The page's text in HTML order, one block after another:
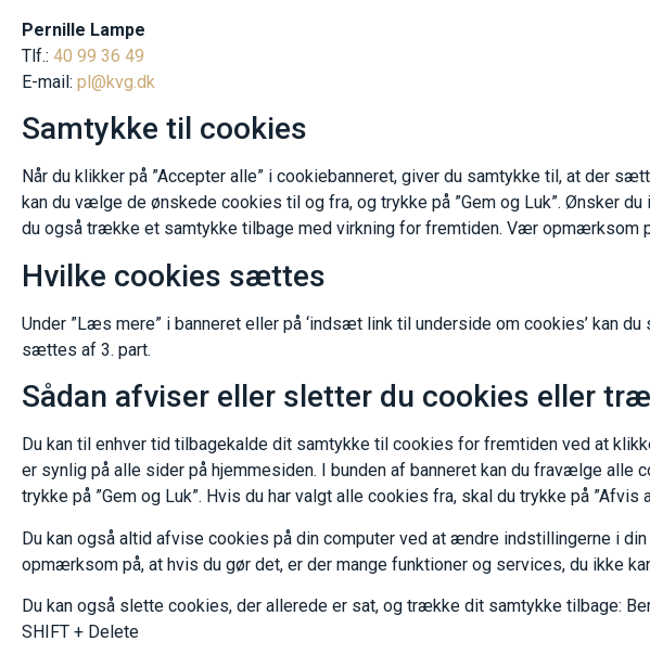
Pernille Lampe
Tlf.: 40 99 36 49
E-mail: pl@kvg.dk
Samtykke til cookies
Når du klikker på ”Accepter alle” i cookiebanneret, giver du samtykke til, at der
kan du vælge de ønskede cookies til og fra, og trykke på ”Gem og Luk”. Ønsker
du også trække et samtykke tilbage med virkning for fremtiden. Vær opmærksom
Hvilke cookies sættes
Under ”Læs mere” i banneret eller på ‘indsæt link til underside om cookies’ kan
sættes af 3. part.
Sådan afviser eller sletter du cookies eller
Du kan til enhver tid tilbagekalde dit samtykke til cookies for fremtiden ved at
er synlig på alle sider på hjemmesiden. I bunden af banneret kan du fravælge
trykke på ”Gem og Luk”. Hvis du har valgt alle cookies fra, skal du trykke på
Du kan også altid afvise cookies på din computer ved at ændre indstillingerne i
opmærksom på, at hvis du gør det, er der mange funktioner og services, du ikke
Du kan også slette cookies, der allerede er sat, og trække dit samtykke tilbage:
SHIFT + Delete